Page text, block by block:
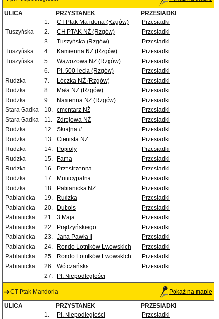
ULICA PRZYSTANEK
PRZESIADKI
1.
CT Ptak Mandoria (Rzgów)
Przesiadki
Tuszyńska
2. CH PTAK NŻ (Rzgów)
Przesiadki
3.
Tuszyńska (Rzgów)
Przesiadki
Tuszyńska
4. Kamienna NŻ (Rzgów)
Przesiadki
Tuszyńska
5. Wąwozowa NŻ (Rzgów)
Przesiadki
6.
Pl. 500-lecia (Rzgów)
Przesiadki
Rudzka
7. Łódzka NŻ (Rzgów)
Przesiadki
Rudzka
8. Mała NŻ (Rzgów)
Przesiadki
Rudzka
9. Nasienna NŻ (Rzgów)
Przesiadki
Stara Gadka
10. cmentarz NŻ
Przesiadki
Stara Gadka
11. Zdrojowa NŻ
Przesiadki
Rudzka
12. Skrajna #
Przesiadki
Rudzka
13. Cienista NŻ
Przesiadki
Rudzka
14. Popioły
Przesiadki
Rudzka
15. Farna
Przesiadki
Rudzka
16. Przestrzenna
Przesiadki
Rudzka
17. Municypalna
Przesiadki
Rudzka
18. Pabianicka NŻ
Przesiadki
Pabianicka
19. Rudzka
Przesiadki
Pabianicka
20. Dubois
Przesiadki
Pabianicka
21. 3 Maja
Przesiadki
Pabianicka
22. Prądzyńskiego
Przesiadki
Pabianicka
23. Jana Pawła II
Przesiadki
Pabianicka
24. Rondo Lotników Lwowskich
Przesiadki
Pabianicka
25. Rondo Lotników Lwowskich
Przesiadki
Pabianicka
26. Wólczańska
Przesiadki
27.
Pl. Niepodległości
CT Ptak Mandoria Pokaż na mapie
ULICA PRZYSTANEK
PRZESIADKI
1.
Pl. Niepodległości
Przesiadki